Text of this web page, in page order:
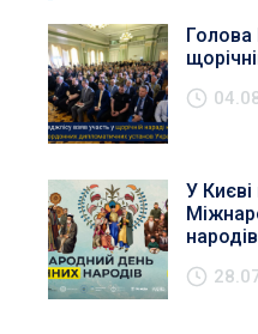
Голова
У Києві